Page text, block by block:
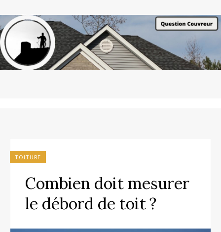
TOITURE
Combien doit mesurer
le débord de toit ?